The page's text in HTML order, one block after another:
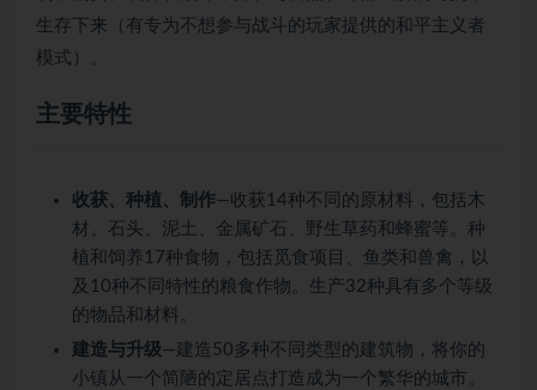
生存下来（有专为不想参与战斗的玩家提供的和平主义者
模式）。
主要特性
收获、种植、制作—收获14种不同的原材料，包括木
材、石头、泥土、金属矿石、野生草药和蜂蜜等。种
植和饲养17种食物，包括觅食项目、鱼类和兽禽，以
及10种不同特性的粮食作物。生产32种具有多个等级
的物品和材料。
建造与升级—建造50多种不同类型的建筑物，将你的
小镇从一个简陋的定居点打造成为一个繁华的城市。